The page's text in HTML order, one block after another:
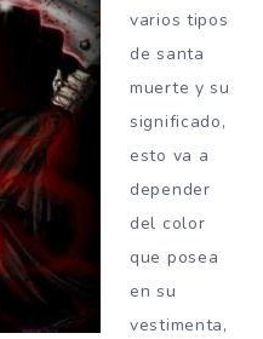
varios tipos
de santa
muerte y su
significado,
esto va a
depender
del color
que posea
en su
vestimenta,